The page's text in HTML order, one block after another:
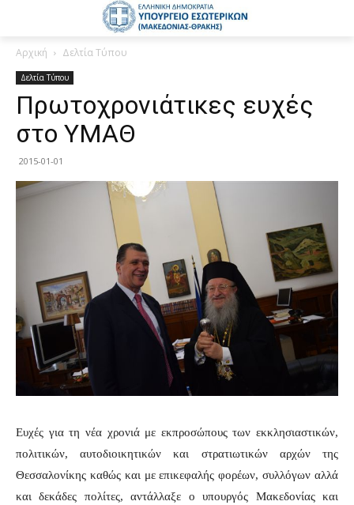
Αρχική Δελτία Τύπου
Δελτία Τύπου
Πρωτοχρονιάτικες ευχές
στο ΥΜΑΘ
2015-01-01
Ευχές για τη νέα χρονιά με εκπροσώπους των εκκλησιαστικών,
πολιτικών, αυτοδιοικητικών και στρατιωτικών αρχών της
Θεσσαλονίκης καθώς και με επικεφαλής φορέων, συλλόγων αλλά
και δεκάδες πολίτες, αντάλλαξε ο υπουργός Μακεδονίας και